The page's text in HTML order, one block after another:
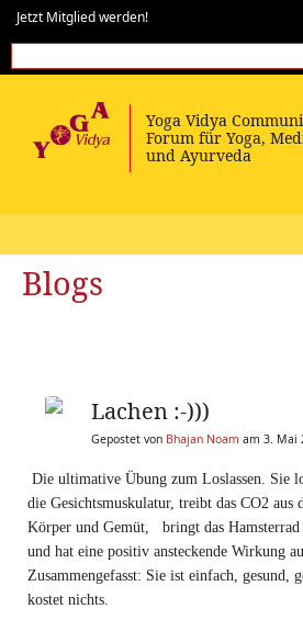
Jetzt Mitglied werden!
Blogs
Lachen :-)))
Gepostet von Bhajan Noam am 3. Mai
Die ultimative Übung zum Loslassen. Sie
die Gesichtsmuskulatur, treibt das CO2 aus
Körper und Gemüt, bringt das
und hat eine positiv ansteckende Wirkung
Zusammengefasst: Sie ist einfach, gesund,
kostet nichts.